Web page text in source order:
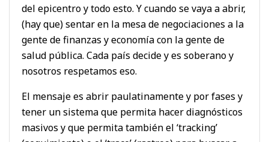
del epicentro y todo esto. Y cuando se vaya a abrir,
(hay que) sentar en la mesa de negociaciones a la
gente de finanzas y economía con la gente de
salud pública. Cada país decide y es soberano y
nosotros respetamos eso.
El mensaje es abrir paulatinamente y por fases y
tener un sistema que permita hacer diagnósticos
masivos y que permita también el ‘tracking’